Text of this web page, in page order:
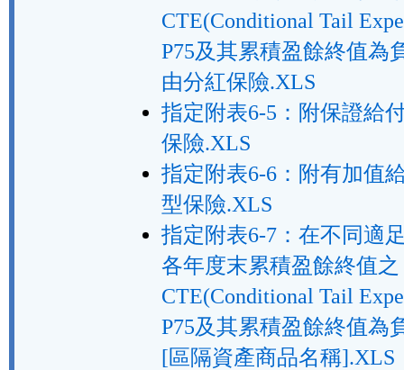
CTE(Conditional Tail
P75及其累積盈餘終值為
由分紅保險.XLS
指定附表6-5：附保證給
保險.XLS
指定附表6-6：附有加值
型保險.XLS
指定附表6-7：在不同適
各年度末累積盈餘終值之
CTE(Conditional Tail
P75及其累積盈餘終值為
[區隔資產商品名稱].XLS